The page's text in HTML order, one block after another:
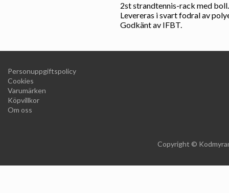
2st strandtennis-rack med boll.
Levereras i svart fodral av
Godkänt av IFBT.
Personuppgiftspolicy
Cookies
Varumärken
Köpvillkor
Om oss
Copyright ©